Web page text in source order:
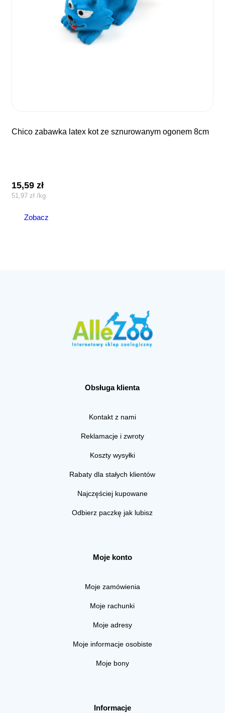
chico zabawka latex kot ze sznurowanym ogonem 8cm
15,59zł
51,97zł /kg
Zobacz
Obsługa klienta
Kontakt z nami
Reklamacje i zwroty
Koszty wysyłki
Rabaty dla stałych klientów
Najczęściej kupowane
Odbierz paczkę jak lubisz
Moje konto
Moje zamówienia
Moje rachunki
Moje adresy
Moje informacje osobiste
Moje bony
Informacje